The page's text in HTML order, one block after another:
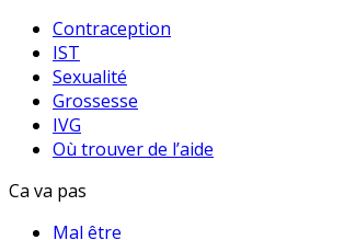
Contraception
IST
Sexualité
Grossesse
IVG
Où trouver de l’aide
Ca va pas
Mal être